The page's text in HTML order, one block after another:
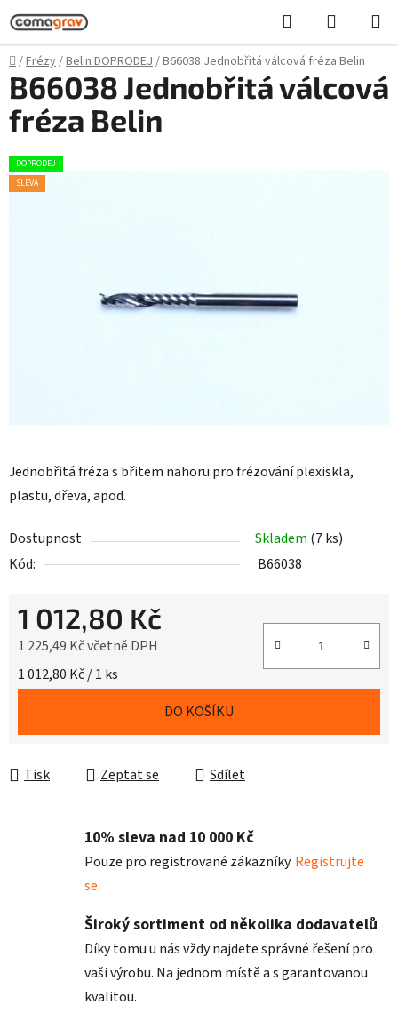
Přejít
na
obsah
Hledat
KOŠÍK
Domů
/Frézy/Belin DOPRODEJ/B66038 Jednobřitá válcová fréza Belin
Jednobřitá fréza s břitem nahoru pro frézování plexiskla,
plastu, dřeva, apod.
Dostupnost Skladem (7 ks)
Kód:
B66038
1 012,80 Kč
1 225,49 Kč včetně DPH
Měrná cena:
1 012,80 Kč / 1 ks
DO KOŠÍKU
Tisk Zeptat se Sdílet
B66038 Jednobřitá válcová
fréza Belin
DOPRODEJ
SLEVA
10% sleva nad 10 000 Kč
Pouze pro registrované zákazníky. Registrujte
se.
Široký sortiment od několika dodavatelů
Díky tomu u nás vždy najdete správné řešení pro
vaši výrobu. Na jednom místě a s garantovanou
kvalitou.